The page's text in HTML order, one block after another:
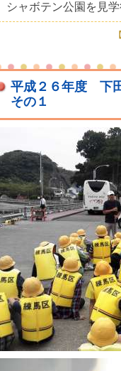
シャボテン公園を見
平成２６年度 下
その１